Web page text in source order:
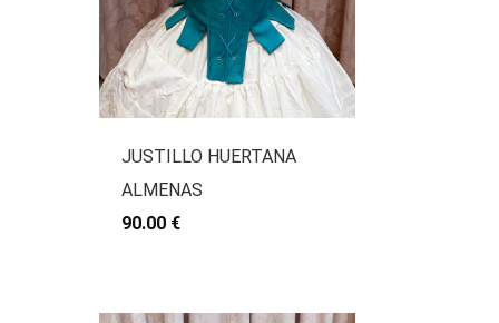
JUSTILLO HUERTANA
ALMENAS
90.00 €